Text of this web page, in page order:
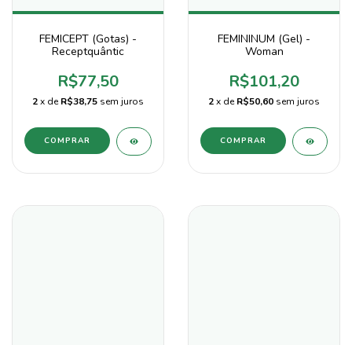
FEMICEPT (Gotas) -
Receptquântic
R$77,50
2x deR$38,75 sem juros
FEMININUM (Gel) -
Woman
R$101,20
2x deR$50,60 sem juros